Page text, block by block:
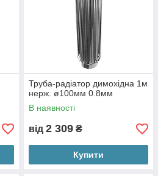
Труба-радіатор димохідна 1м
нерж. ø100мм 0.8мм
В наявності
від 2 309 ₴
Купити